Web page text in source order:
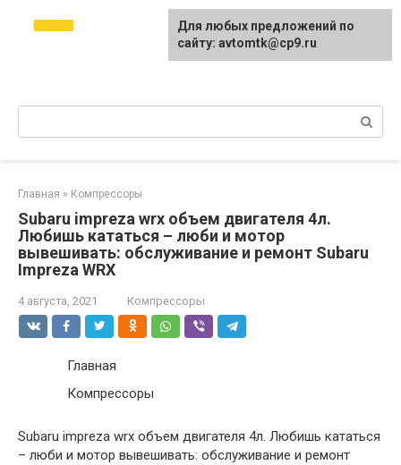
avtomtk.ru Всё для
ремонта и покраски
автомобиля.
Главная » Компрессоры
Subaru impreza wrx объем двигателя 4л.
Любишь кататься – люби и мотор
вывешивать: обслуживание и ремонт Subaru
Impreza WRX
4 августа, 2021 Компрессоры
Главная
Компрессоры
Subaru impreza wrx объем двигателя 4л. Любишь кататься
– люби и мотор вывешивать: обслуживание и ремонт
Для любых предложений по
сайту: avtomtk@cp9.ru